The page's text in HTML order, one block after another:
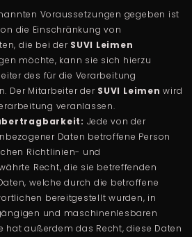
Voraussetzungen gegeben ist
die Einschränkung von
die bei der SUVI Leimen
möchte, kann sie sich hierzu
des für die Verarbeitung
Der Mitarbeiter der SUVI Leimen wird
veranlassen.
Jede von der
Daten betroffene Person
Richtlinien- und
Recht, die sie betreffenden
welche durch die betroffene
bereitgestellt wurden, in
und maschinenlesbaren
hat außerdem das Recht, diese Daten